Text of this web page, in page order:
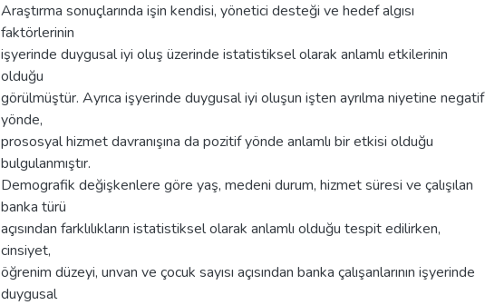
Araştırma sonuçlarında işin kendisi, yönetici desteği ve hedef algısı
faktörlerinin
işyerinde duygusal iyi oluş üzerinde istatistiksel olarak anlamlı etkilerinin
olduğu
görülmüştür. Ayrıca işyerinde duygusal iyi oluşun işten ayrılma niyetine negatif
yönde,
prososyal hizmet davranışına da pozitif yönde anlamlı bir etkisi olduğu
bulgulanmıştır.
Demografik değişkenlere göre yaş, medeni durum, hizmet süresi ve çalışılan
banka türü
açısından farklılıkların istatistiksel olarak anlamlı olduğu tespit edilirken,
cinsiyet,
öğrenim düzeyi, unvan ve çocuk sayısı açısından banka çalışanlarının işyerinde
duygusal